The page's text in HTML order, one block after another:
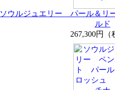
ソウルジュエリー パール＆リ
ルド
267,300円（